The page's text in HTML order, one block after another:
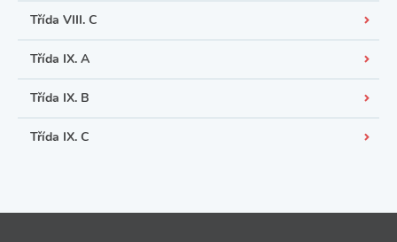
Třída VIII. C
Třída IX. A
Třída IX. B
Třída IX. C